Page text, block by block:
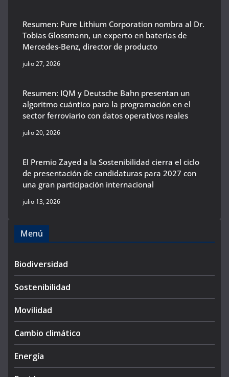
Resumen: Pure Lithium Corporation nombra al Dr.
Tobias Glossmann, un experto en baterías de
Mercedes-Benz, director de producto
julio 27, 2026
Resumen: IQM y Deutsche Bahn presentan un
algoritmo cuántico para la programación en el
sector ferroviario con datos operativos reales
julio 20, 2026
El Premio Zayed a la Sostenibilidad cierra el ciclo
de presentación de candidaturas para 2027 con
una gran participación internacional
julio 13, 2026
Menú
Biodiversidad
Sostenibilidad
Movilidad
Cambio climático
Energía